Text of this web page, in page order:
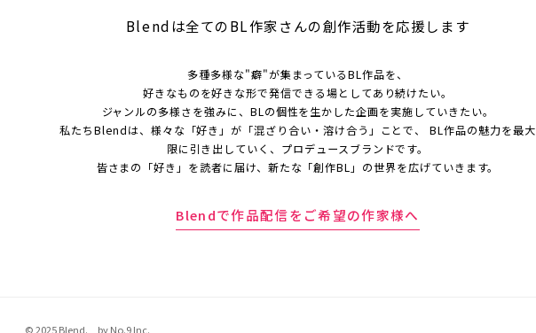
Blendは全てのBL作家さんの創作活動を応援します
多種多様な"癖"が集まっているBL作品を、
好きなものを好きな形で発信できる場としてあり続けたい。
ジャンルの多様さを強みに、BLの個性を生かした企画を実施していきたい。
私たちBlendは、様々な「好き」が「混ざり合い・溶け合う」ことで、 BL作品の魅力を最大
限に引き出していく、プロデュースブランドです。
皆さまの「好き」を読者に届け、新たな「創作BL」の世界を広げていきます。
Blendで作品配信をご希望の作家様へ
© 2025 Blend. by No.9 Inc.